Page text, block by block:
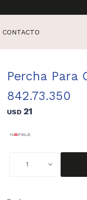
CONTACTO
Percha Para
842.73.350
USD 21
1